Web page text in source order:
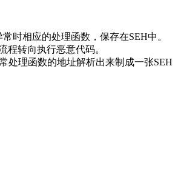
时相应的处理函数，保存在SEH中。
转向执行恶意代码。
处理函数的地址解析出来制成一张SEH